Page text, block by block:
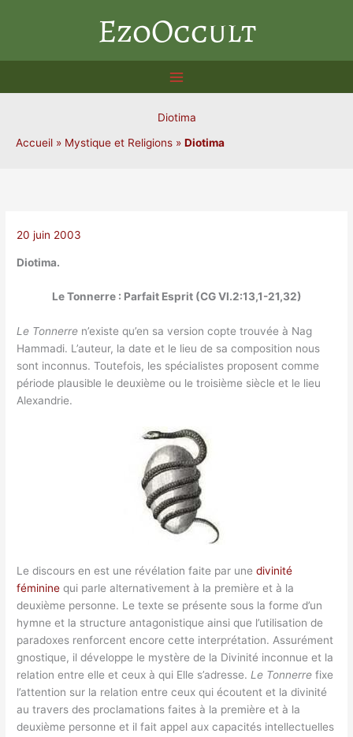
EzoOccult
Diotima
Accueil » Mystique et Religions » Diotima
20 juin 2003
Diotima.
Le Tonnerre : Parfait Esprit (CG VI.2:13,1-21,32)
Le Tonnerre n’existe qu’en sa version copte trouvée à Nag
Hammadi. L’auteur, la date et le lieu de sa composition nous
sont inconnus. Toutefois, les spécialistes proposent comme
période plausible le deuxième ou le troisième siècle et le lieu
Alexandrie.
Le discours en est une révélation faite par unedivinité
féminine qui parle alternativement à la première et à la
deuxième personne. Le texte se présente sous la forme d’un
hymne et la structure antagonistique ainsi que l’utilisation de
paradoxes renforcent encore cette interprétation. Assurément
gnostique, il développe le mystère de la Divinité inconnue et la
relation entre elle et ceux à qui Elle s’adresse. Le Tonnerre fixe
l’attention sur la relation entre ceux qui écoutent et la divinité
au travers des proclamations faites à la première et à la
deuxième personne et il fait appel aux capacités intellectuelles